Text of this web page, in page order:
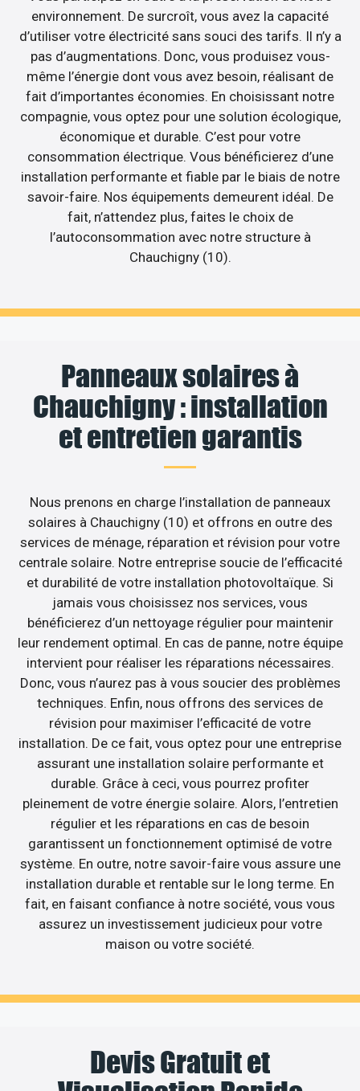
environnement. De surcroît, vous avez la capacité
d’utiliser votre électricité sans souci des tarifs. Il n’y a
pas d’augmentations. Donc, vous produisez vous-
même l’énergie dont vous avez besoin, réalisant de
fait d’importantes économies. En choisissant notre
compagnie, vous optez pour une solution écologique,
économique et durable. C’est pour votre
consommation électrique. Vous bénéficierez d’une
installation performante et fiable par le biais de notre
savoir-faire. Nos équipements demeurent idéal. De
fait, n’attendez plus, faites le choix de
l’autoconsommation avec notre structure à
Chauchigny (10).
Panneaux solaires à
Chauchigny : installation
et entretien garantis
Nous prenons en charge l’installation de panneaux
solaires à Chauchigny (10) et offrons en outre des
services de ménage, réparation et révision pour votre
centrale solaire. Notre entreprise soucie de l’efficacité
et durabilité de votre installation photovoltaïque. Si
jamais vous choisissez nos services, vous
bénéficierez d’un nettoyage régulier pour maintenir
leur rendement optimal. En cas de panne, notre équipe
intervient pour réaliser les réparations nécessaires.
Donc, vous n’aurez pas à vous soucier des problèmes
techniques. Enfin, nous offrons des services de
révision pour maximiser l’efficacité de votre
installation. De ce fait, vous optez pour une entreprise
assurant une installation solaire performante et
durable. Grâce à ceci, vous pourrez profiter
pleinement de votre énergie solaire. Alors, l’entretien
régulier et les réparations en cas de besoin
garantissent un fonctionnement optimisé de votre
système. En outre, notre savoir-faire vous assure une
installation durable et rentable sur le long terme. En
fait, en faisant confiance à notre société, vous vous
assurez un investissement judicieux pour votre
maison ou votre société.
Devis Gratuit et